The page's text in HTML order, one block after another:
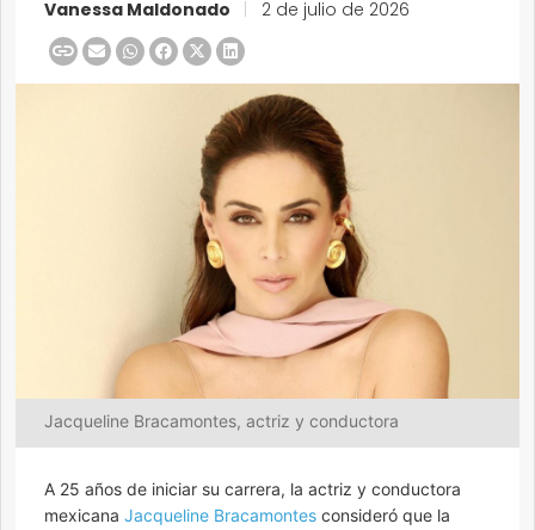
Vanessa Maldonado 2 de julio de 2026
Jacqueline Bracamontes, actriz y conductora
A 25 años de iniciar su carrera, la actriz y conductora
mexicana Jacqueline Bracamontes consideró que la